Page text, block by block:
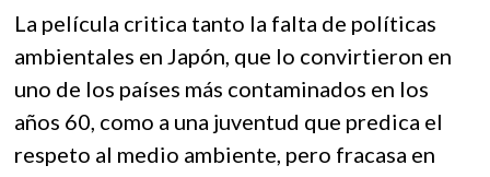
La película critica tanto la falta de políticas
ambientales en Japón, que lo convirtieron en
uno de los países más contaminados en los
años 60, como a una juventud que predica el
respeto al medio ambiente, pero fracasa en